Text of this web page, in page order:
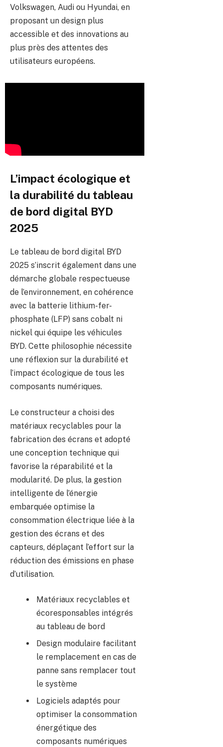
Volkswagen, Audi ou Hyundai, en
proposant un design plus
accessible et des innovations au
plus près des attentes des
utilisateurs européens.
L’impact écologique et
la durabilité du tableau
de bord digital BYD
2025
Le tableau de bord digital BYD
2025 s’inscrit également dans une
démarche globale respectueuse
de l’environnement, en cohérence
avec la batterie lithium-fer-
phosphate (LFP) sans cobalt ni
nickel qui équipe les véhicules
BYD. Cette philosophie nécessite
une réflexion sur la durabilité et
l’impact écologique de tous les
composants numériques.
Le constructeur a choisi des
matériaux recyclables pour la
fabrication des écrans et adopté
une conception technique qui
favorise la réparabilité et la
modularité. De plus, la gestion
intelligente de l’énergie
embarquée optimise la
consommation électrique liée à la
gestion des écrans et des
capteurs, déplaçant l’effort sur la
réduction des émissions en phase
d’utilisation.
Matériaux recyclables et
écoresponsables intégrés
au tableau de bord
Design modulaire facilitant
le remplacement en cas de
panne sans remplacer tout
le système
Logiciels adaptés pour
optimiser la consommation
énergétique des
composants numériques